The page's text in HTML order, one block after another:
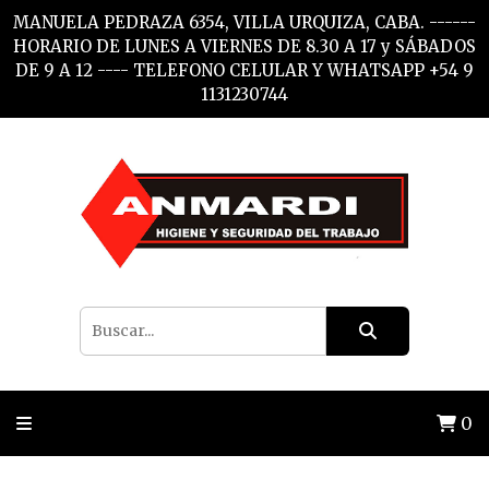
MANUELA PEDRAZA 6354, VILLA URQUIZA, CABA. ------
HORARIO DE LUNES A VIERNES DE 8.30 A 17 y SÁBADOS
DE 9 A 12 ---- TELEFONO CELULAR Y WHATSAPP +54 9
1131230744
0